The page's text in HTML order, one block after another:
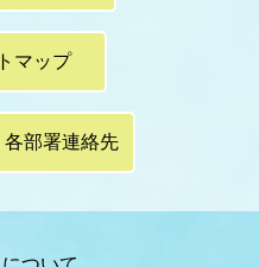
マップ
部署連絡先